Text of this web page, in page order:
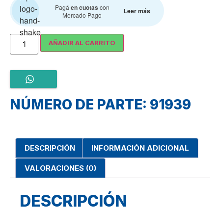
Pagáen cuotas con
Mercado Pago
Leer más
AÑADIR AL CARRITO
NÚMERO DE PARTE: 91939
DESCRIPCIÓN INFORMACIÓN ADICIONAL
VALORACIONES (0)
DESCRIPCIÓN